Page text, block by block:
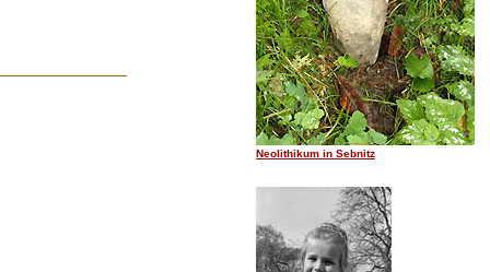
Neolithikum in Sebnitz